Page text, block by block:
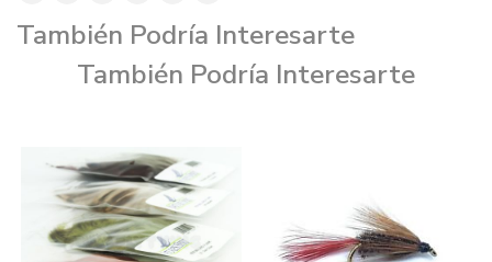
También Podría Interesarte
También Podría Interesarte